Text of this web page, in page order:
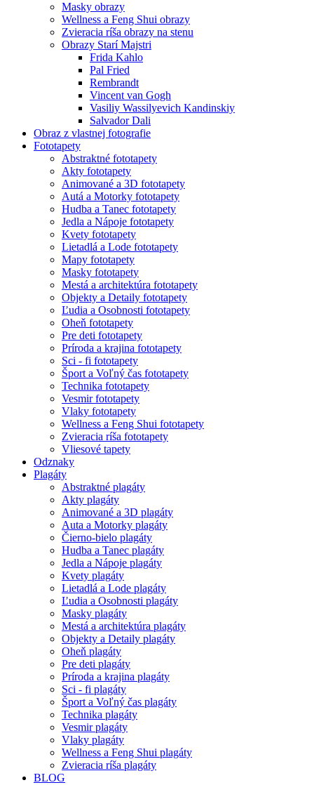
Masky obrazy
Wellness a Feng Shui obrazy
Zvieracia ríša obrazy na stenu
Obrazy Starí Majstri
Frida Kahlo
Pal Fried
Rembrandt
Vincent van Gogh
Vasiliy Wassilyevich Kandinskiy
Salvador Dali
Obraz z vlastnej fotografie
Fototapety
Abstraktné fototapety
Akty fototapety
Animované a 3D fototapety
Autá a Motorky fototapety
Hudba a Tanec fototapety
Jedla a Nápoje fototapety
Kvety fototapety
Lietadlá a Lode fototapety
Mapy fototapety
Masky fototapety
Mestá a architektúra fototapety
Objekty a Detaily fototapety
Ľudia a Osobnosti fototapety
Oheň fototapety
Pre deti fototapety
Príroda a krajina fototapety
Sci - fi fototapety
Šport a Voľný čas fototapety
Technika fototapety
Vesmir fototapety
Vlaky fototapety
Wellness a Feng Shui fototapety
Zvieracia ríša fototapety
Vliesové tapety
Odznaky
Plagáty
Abstraktné plagáty
Akty plagáty
Animované a 3D plagáty
Auta a Motorky plagáty
Čierno-bielo plagáty
Hudba a Tanec plagáty
Jedla a Nápoje plagáty
Kvety plagáty
Lietadlá a Lode plagáty
Ľudia a Osobnosti plagáty
Masky plagáty
Mestá a architektúra plagáty
Objekty a Detaily plagáty
Oheň plagáty
Pre deti plagáty
Príroda a krajina plagáty
Sci - fi plagáty
Šport a Voľný čas plagáty
Technika plagáty
Vesmir plagáty
Vlaky plagáty
Wellness a Feng Shui plagáty
Zvieracia ríša plagáty
BLOG